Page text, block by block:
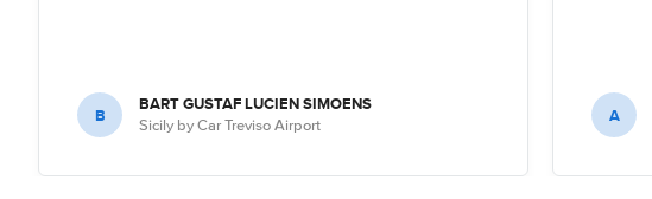
B BART GUSTAF LUCIEN SIMOENS
Sicily by Car Treviso Airport A